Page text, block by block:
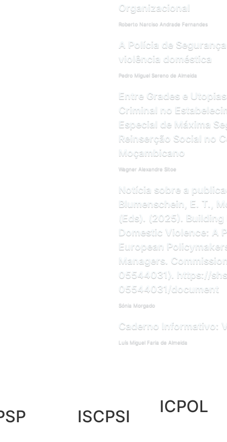
Organizacional
Roberto Narciso Andrade Fernandes
A Polícia de
violência doméstica
Pedro Miguel Sereno de Almeida
Entre Grades e
Criminal no
Especial de Máxima
Reinserção Social no
Moçambicano
Wagner Alexandre Sitoe
Notícia sobre a
Blumenschein, E. T.,
(Eds). (2025).
Domestic Violence: A
European
Managers.
05544031⟩. https://
05544031/document
Sónia Morgado
Caderno Informativo:
Luís Miguel Faria de Almeida
ISCPSI
ICPOL